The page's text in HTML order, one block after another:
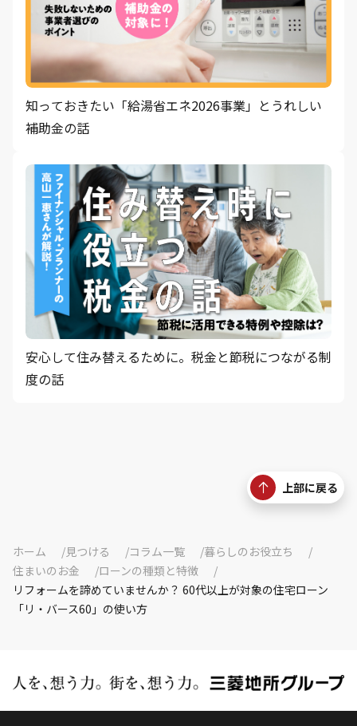
知っておきたい「給湯省エネ2026事業」とうれしい
補助金の話
安心して住み替えるために。税金と節税につながる制
度の話
上部に戻る
ホーム 見つける コラム一覧
暮らしのお役立ち
住まいのお金
ローンの種類と特徴
リフォームを諦めていませんか？ 60代以上が対象の住宅ローン
「リ・バース60」の使い方